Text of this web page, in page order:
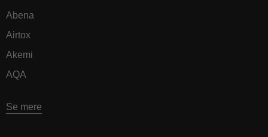
Abena
Airtox
Akemi
AQA
Se mere